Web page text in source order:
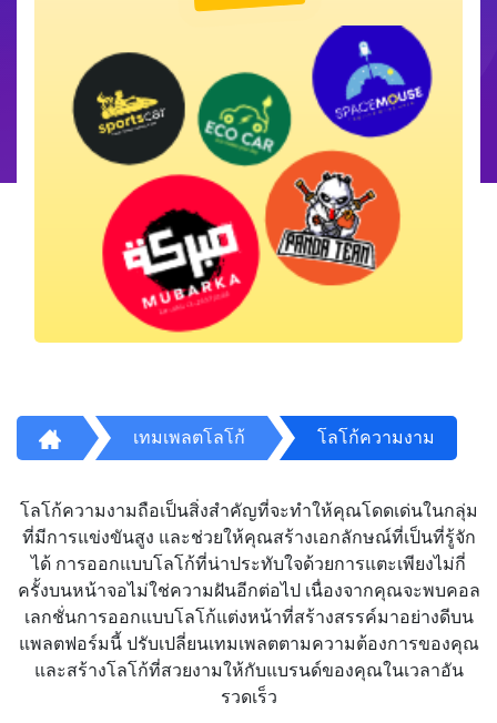
เทมเพลตโลโก้ โลโก้ความงาม
โลโก้ความงามถือเป็นสิ่งสำคัญที่จะทำให้คุณโดดเด่นในกลุ่ม
ที่มีการแข่งขันสูง และช่วยให้คุณสร้างเอกลักษณ์ที่เป็นที่รู้จัก
ได้ การออกแบบโลโก้ที่น่าประทับใจด้วยการแตะเพียงไม่กี่
ครั้งบนหน้าจอไม่ใช่ความฝันอีกต่อไป เนื่องจากคุณจะพบคอล
เลกชั่นการออกแบบโลโก้แต่งหน้าที่สร้างสรรค์มาอย่างดีบน
แพลตฟอร์มนี้ ปรับเปลี่ยนเทมเพลตตามความต้องการของคุณ
และสร้างโลโก้ที่สวยงามให้กับแบรนด์ของคุณในเวลาอัน
รวดเร็ว